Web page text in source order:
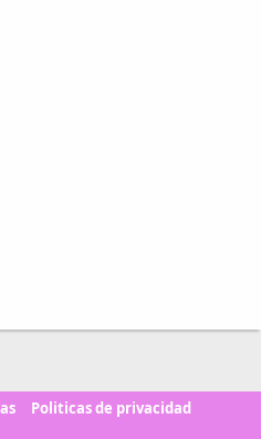
Politicas de privacidad